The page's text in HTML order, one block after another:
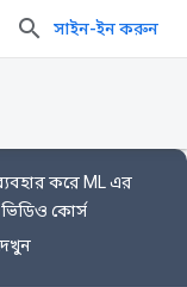
সাইন-ইন করুন
করে ML এর
কোর্স